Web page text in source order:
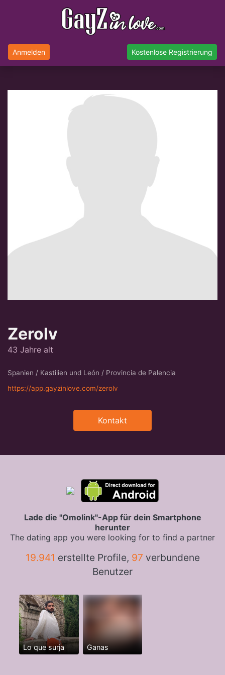
Anmelden Kostenlose Registrierung
Zerolv
43 Jahre alt
Spanien / Kastilien und León / Provincia de Palencia
https://app.gayzinlove.com/zerolv
Kontakt
Lade die "Omolink"-App für dein Smartphone
herunter
The dating app you were looking for to find a partner
19.941 erstellte Profile, 97 verbundene
Benutzer
Lo que surja Ganas